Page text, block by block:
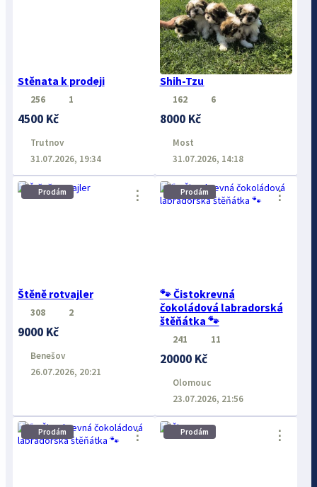
Stěnata k prodeji
256 1
4500 Kč
Trutnov
31.07.2026, 19:34
Shih-Tzu
162 6
8000 Kč
Most
31.07.2026, 14:18
Prodám
Štěně rotvajler
⋮
308 2
9000 Kč
Benešov
26.07.2026, 20:21
Prodám
🐾 Čistokrevná
čokoládová labradorská
štěňátka 🐾
⋮
241 11
20000 Kč
Olomouc
23.07.2026, 21:56
Prodám ⋮ Prodám ⋮